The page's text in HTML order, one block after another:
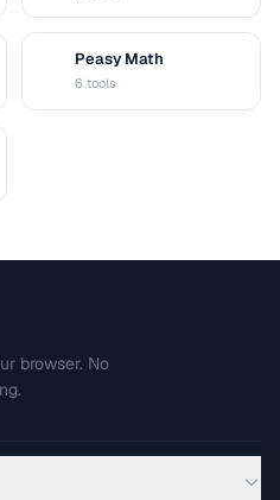
Peasy Math
6 tools
browser. No